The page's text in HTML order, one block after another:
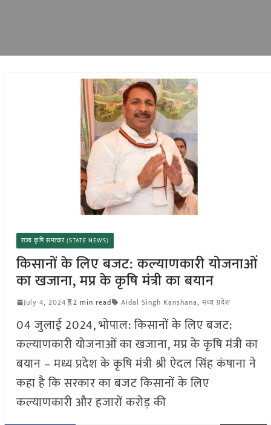
राज्य कृषि समाचार (STATE NEWS)
किसानों के लिए बजट: कल्याणकारी योजनाओं
का खजाना, मप्र के कृषि मंत्री का बयान
July 4, 2024 2 min read Aidal Singh Kanshana, मध्य प्रदेश
04 जुलाई 2024, भोपाल: किसानों के लिए बजट:
कल्याणकारी योजनाओं का खजाना, मप्र के कृषि मंत्री का
बयान – मध्य प्रदेश के कृषि मंत्री श्री ऐदल सिंह कंषाना ने
कहा है कि सरकार का बजट किसानों के लिए
कल्याणकारी और हजारों करोड़ की